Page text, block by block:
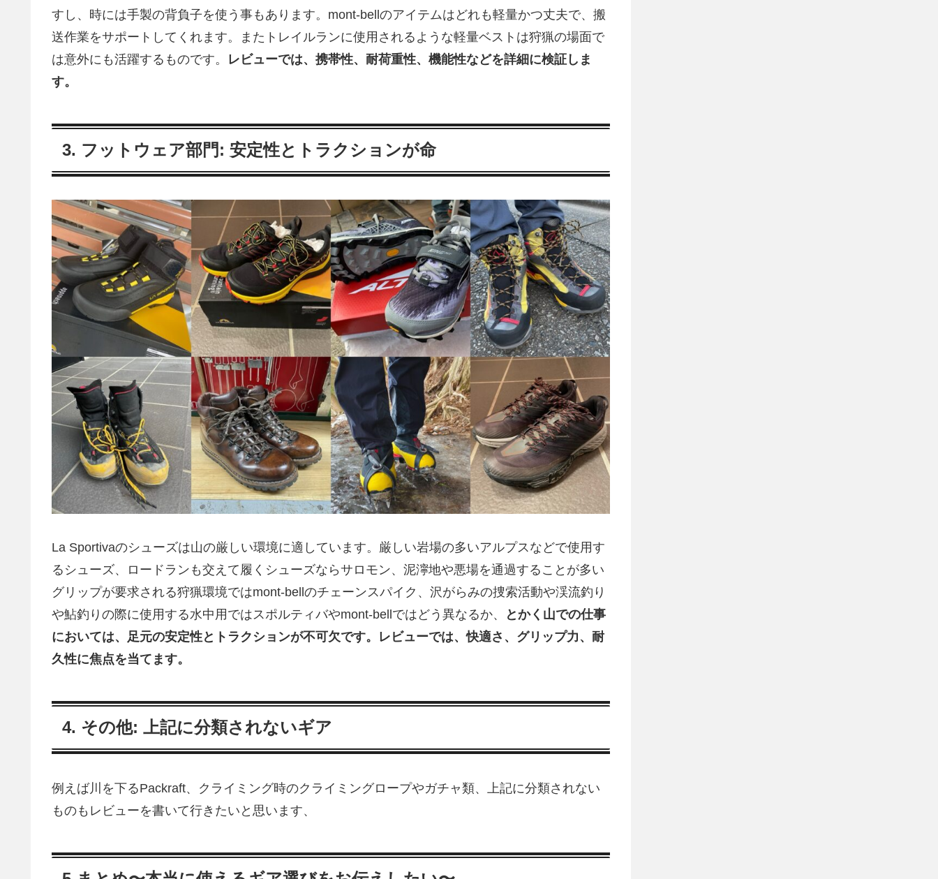
すし、時には手製の背負子を使う事もあります。mont-bellのアイテムはどれも軽量かつ丈夫で、搬
送作業をサポートしてくれます。またトレイルランに使用されるような軽量ベストは狩猟の場面で
は意外にも活躍するものです。 レビューでは、携帯性、耐荷重性、機能性などを詳細に検証しま
す。
3. フットウェア部門: 安定性とトラクションが命
La Sportivaのシューズは山の厳しい環境に適しています。厳しい岩場の多いアルプスなどで使用す
るシューズ、ロードランも交えて履くシューズならサロモン、泥濘地や悪場を通過することが多い
グリップが要求される狩猟環境ではmont-bellのチェーンスパイク、沢がらみの捜索活動や渓流釣り
や鮎釣りの際に使用する水中用ではスポルティバやmont-bellではどう異なるか、
とかく山での仕事
においては、足元の安定性とトラクションが不可欠です。レビューでは、快適さ、グリップ力、耐
久性に焦点を当てます。
4. その他: 上記に分類されないギア
例えば川を下るPackraft、クライミング時のクライミングロープやガチャ類、上記に分類されない
ものもレビューを書いて行きたいと思います、